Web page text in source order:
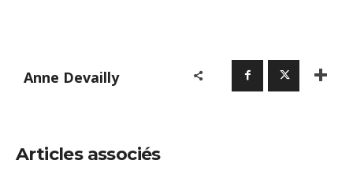
Adresse email*
Anne Devailly
Articles associés